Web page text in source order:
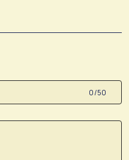
0 /50